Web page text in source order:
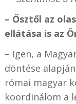
– Ősztől az
ellátása is az
– Igen, a
döntése
római magyar
koordinálom a